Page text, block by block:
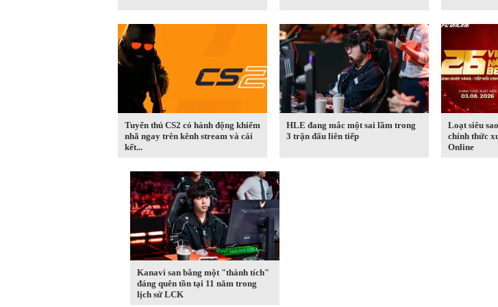
Tuyển thủ CS2 có hành động khiếm
nhã ngay trên kênh stream và cái
kết...
HLE đang mắc một sai lầm trong
3 trận đấu liên tiếp
Loạt siêu
chính thức
Online
Kanavi san bằng một "thành tích"
đáng quên tồn tại 11 năm trong
lịch sử LCK